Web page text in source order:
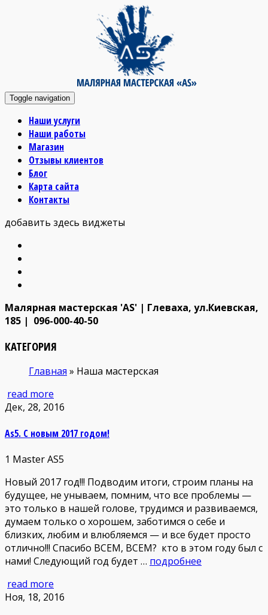
Toggle navigation
Наши услуги
Наши работы
Магазин
Отзывы клиентов
Блог
Карта сайта
Контакты
добавить здесь виджеты
Малярная мастерская 'AS' | Глеваха, ул.Киевская,
185 | 096-000-40-50
КАТЕГОРИЯ
Главная » Наша мастерская
read more
Дек, 28, 2016
As5. С новым 2017 годом!
1 Master AS5
Новый 2017 год!!! Подводим итоги, строим планы на
будущее, не унываем, помним, что все проблемы —
это только в нашей голове, трудимся и развиваемся,
думаем только о хорошем, заботимся о себе и
близких, любим и влюбляемся — и все будет просто
отлично!!! Спасибо ВСЕМ, ВСЕМ? кто в этом году был с
нами! Следующий год будет … подробнее
read more
Ноя, 18, 2016